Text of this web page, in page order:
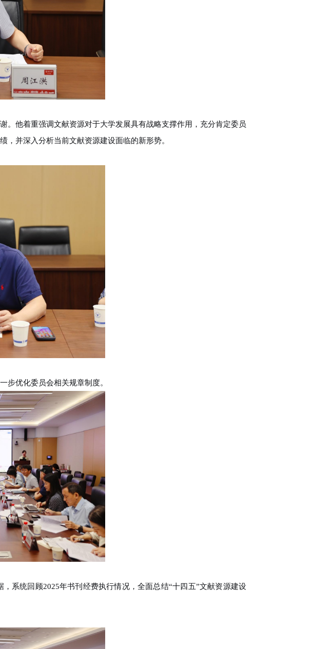
。他着重强调文献资源对于大学发展具有战略支撑作用，充分肯定委员
并深入分析当前文献资源建设面临的新形势。
步优化委员会相关规章制度。
，系统回顾2025年书刊经费执行情况，全面总结“十四五”文献资源建设